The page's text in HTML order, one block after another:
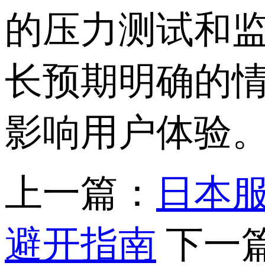
的压力测试和
长预期明确的
影响用户体验
上一篇： 日本
避开指南 下一